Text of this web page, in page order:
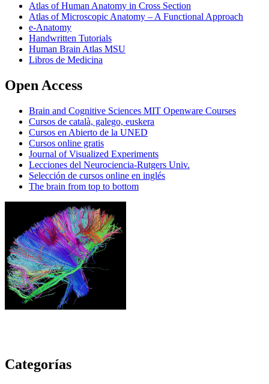
Atlas of Human Anatomy in Cross Section
Atlas of Microscopic Anatomy – A Functional Approach
e-Anatomy
Handwritten Tutorials
Human Brain Atlas MSU
Libros de Medicina
Open Access
Brain and Cognitive Sciences MIT Openware Courses
Cursos de català, galego, euskera
Cursos en Abierto de la UNED
Cursos online gratis
Journal of Visualized Experiments
Lecciones del Neurociencia-Rutgers Univ.
Selección de cursos online en inglés
The brain from top to bottom
Categorías